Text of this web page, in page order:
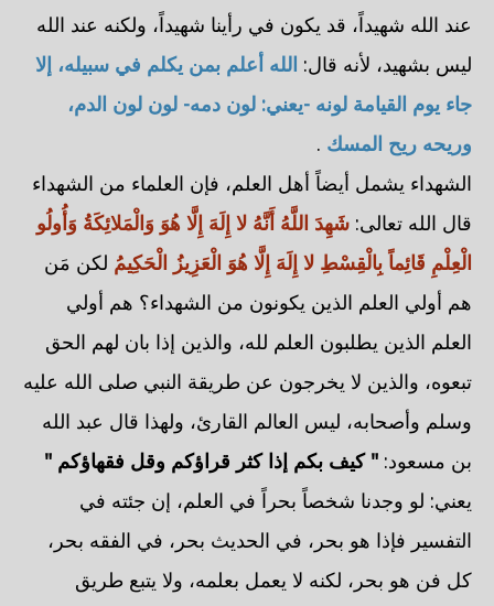
عند الله شهيداً، قد يكون في رأينا شهيداً، ولكنه عند الله
ليس بشهيد، لأنه قال: الله أعلم بمن يكلم في سبيله، إلا
جاء يوم القيامة لونه -يعني: لون دمه- لون لون الدم،
وريحه ريح المسك .
الشهداء يشمل أيضاً أهل العلم، فإن العلماء من الشهداء
قال الله تعالى: شَهِدَ اللَّهُ أَنَّهُ لا إِلَهَ إِلَّا هُوَ وَالْمَلائِكَةُ وَأُولُو
الْعِلْمِ قَائِماً بِالْقِسْطِ لا إِلَهَ إِلَّا هُوَ الْعَزِيزُ الْحَكِيمُ لكن مَن
هم أولي العلم الذين يكونون من الشهداء؟ هم أولي
العلم الذين يطلبون العلم لله، والذين إذا بان لهم الحق
تبعوه، والذين لا يخرجون عن طريقة النبي صلى الله عليه
وسلم وأصحابه، ليس العالم القارئ، ولهذا قال عبد الله
بن مسعود: " كيف بكم إذا كثر قراؤكم وقل فقهاؤكم "
يعني: لو وجدنا شخصاً بحراً في العلم، إن جئته في
التفسير فإذا هو بحر، في الحديث بحر، في الفقه بحر،
كل فن هو بحر، لكنه لا يعمل بعلمه، ولا يتبع طريق